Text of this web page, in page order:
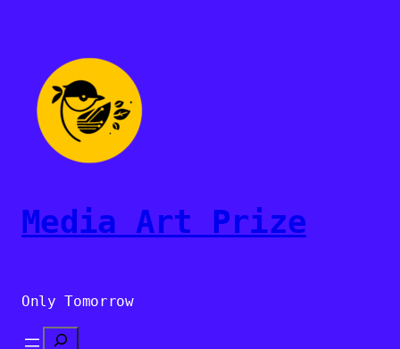
conținut
Media Art Prize
Only Tomorrow
Search